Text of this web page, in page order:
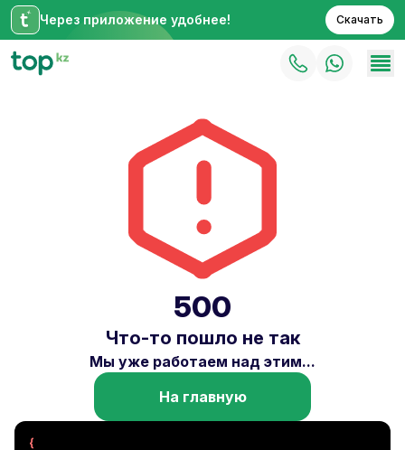
Через приложение удобнее! Скачать
500
Что-то пошло не так
Мы уже работаем над этим...
На главную
{